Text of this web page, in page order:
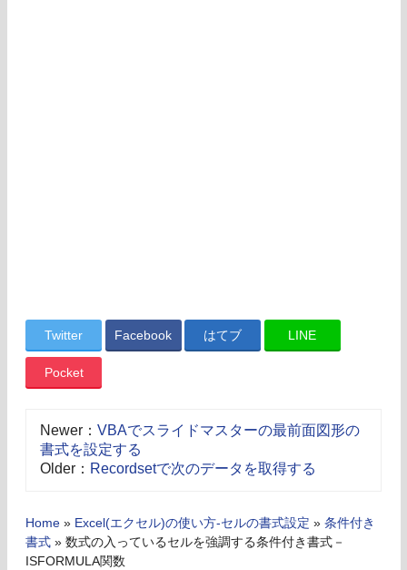
Twitter Facebook はてブ LINE
Pocket
Newer： VBAでスライドマスターの最前面図形の
書式を設定する
Older： Recordsetで次のデータを取得する
Home » Excel(エクセル)の使い方-セルの書式設定 » 条件付き
書式 » 数式の入っているセルを強調する条件付き書式－
ISFORMULA関数